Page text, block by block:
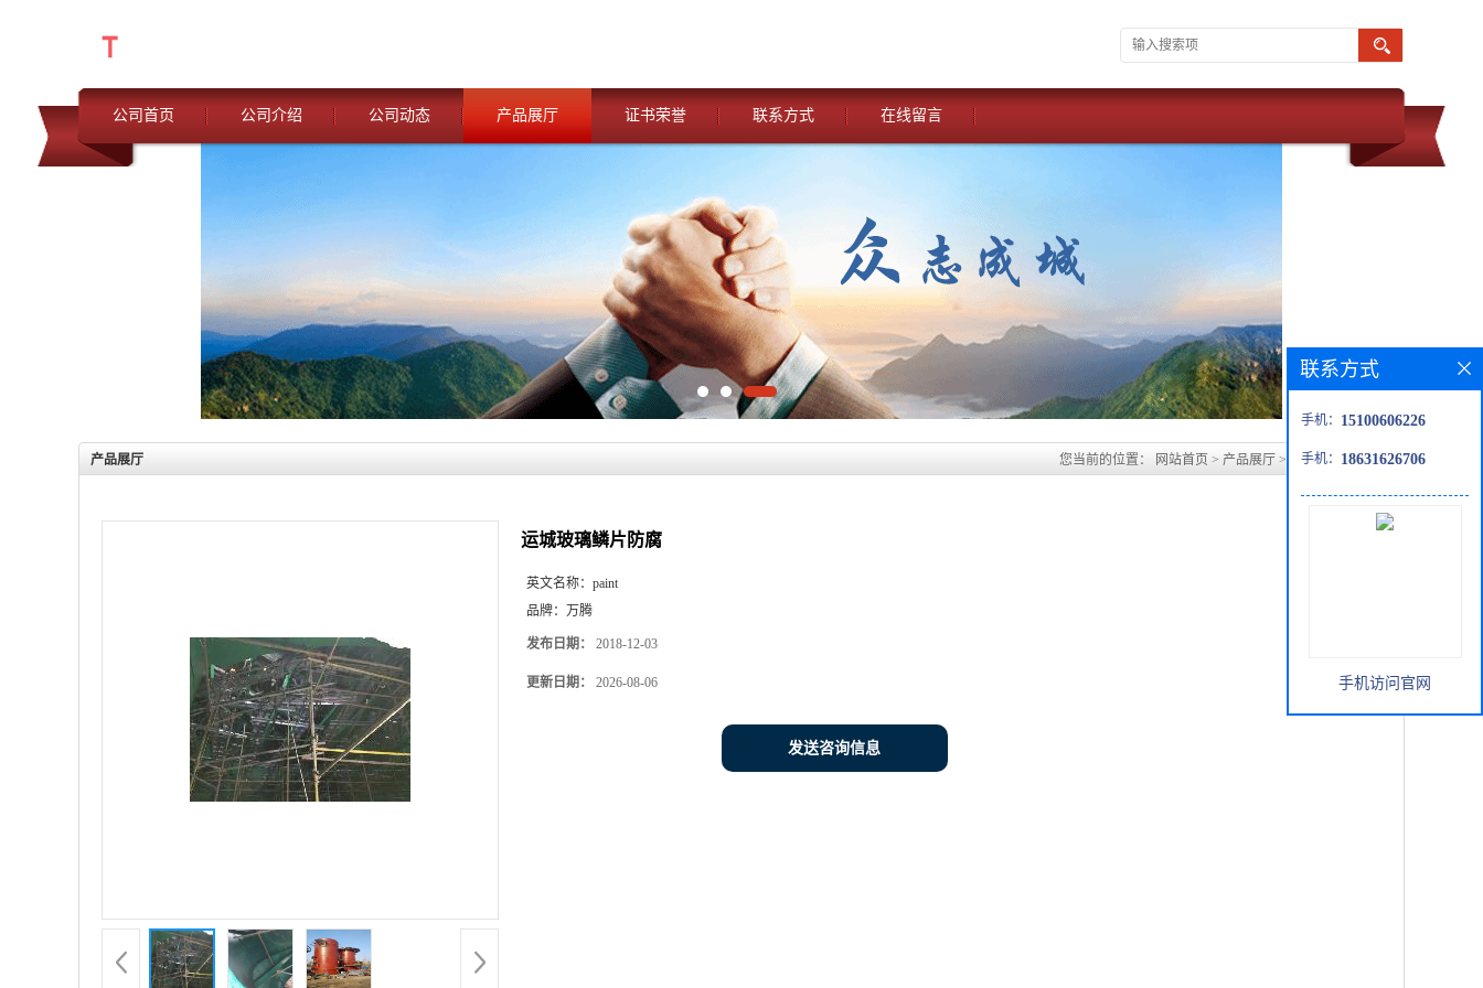
公司首页 公司介绍 公司动态 产品展厅 证书荣誉 联系方式 在线留言
产品展厅 您当前的位置： 网站首页 > 产品展厅 > 运城玻璃鳞片防腐
运城玻璃鳞片防腐
英文名称： paint
品牌： 万腾
发布日期： 2018-12-03
更新日期： 2026-08-06
发送咨询信息
联系方式
手机： 15100606226
手机： 18631626706
手机访问官网